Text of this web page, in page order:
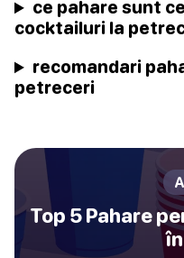
ce pahare sunt
cocktailuri la
recomandari
petreceri
Top 5 Pahare